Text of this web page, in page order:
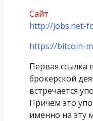
Сайт
http://jobs.net-
https://bitcoin-
Первая ссылка
брокерской
встречается
Причем это
именно на эту